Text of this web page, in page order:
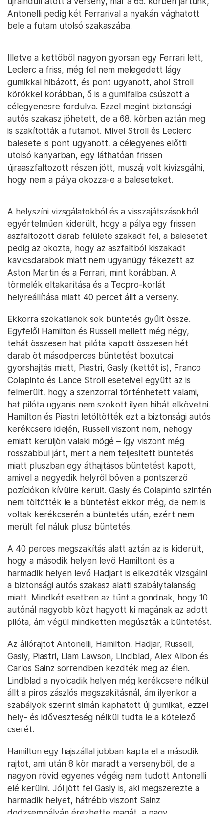
Antonelli pedig két Ferrarival a nyakán vághatott
bele a futam utolsó szakaszába.
Illetve a kettőből nagyon gyorsan egy Ferrari lett,
Leclerc a friss, még fel nem melegedett lágy
gumikkal hibázott, és pont ugyanott, ahol Stroll
körökkel korábban, ő is a gumifalba csúszott a
célegyenesre fordulva. Ezzel megint biztonsági
autós szakasz jöhetett, de a 68. körben aztán meg
is szakították a futamot. Mivel Stroll és Leclerc
balesete is pont ugyanott, a célegyenes előtti
utolsó kanyarban, egy láthatóan frissen
újraaszfaltozott részen jött, muszáj volt kivizsgálni,
hogy nem a pálya okozza-e a baleseteket.
A helyszíni vizsgálatokból és a visszajátszásokból
egyértelműen kiderült, hogy a pálya egy frissen
aszfaltozott darab felülete szakadt fel, a balesetet
pedig az okozta, hogy az aszfaltból kiszakadt
kavicsdarabok miatt nem ugyanúgy fékezett az
Aston Martin és a Ferrari, mint korábban. A
törmelék eltakarítása és a Tecpro-korlát
helyreállítása miatt 40 percet állt a verseny.
Ekkorra szokatlanok sok büntetés gyűlt össze.
Egyfelől Hamilton és Russell mellett még négy,
tehát összesen hat pilóta kapott összesen hét
darab öt másodperces büntetést boxutcai
gyorshajtás miatt, Piastri, Gasly (kettőt is), Franco
Colapinto és Lance Stroll eseteivel együtt az is
felmerült, hogy a szenzorral történhetett valami,
hat pilóta ugyanis nem szokott ilyen hibát elkövetni.
Hamilton és Piastri letöltötték ezt a biztonsági autós
kerékcsere idején, Russell viszont nem, nehogy
emiatt kerüljön valaki mögé – így viszont még
rosszabbul járt, mert a nem teljesített büntetés
miatt pluszban egy áthajtásos büntetést kapott,
amivel a negyedik helyről bőven a pontszerző
pozíciókon kívülre került. Gasly és Colapinto szintén
nem töltötték le a büntetést ekkor még, de nem is
voltak kerékcserén a büntetés után, ezért nem
merült fel náluk plusz büntetés.
A 40 perces megszakítás alatt aztán az is kiderült,
hogy a második helyen levő Hamiltont és a
harmadik helyen levő Hadjart is elkezdték vizsgálni
a biztonsági autós szakasz alatti szabálytalanság
miatt. Mindkét esetben az tűnt a gondnak, hogy 10
autónál nagyobb közt hagyott ki magának az adott
pilóta, ám végül mindketten megúszták a büntetést.
Az állórajtot Antonelli, Hamilton, Hadjar, Russell,
Gasly, Piastri, Liam Lawson, Lindblad, Alex Albon és
Carlos Sainz sorrendben kezdték meg az élen.
Lindblad a nyolcadik helyen még kerékcsere nélkül
állt a piros zászlós megszakításnál, ám ilyenkor a
szabályok szerint simán kaphatott új gumikat, ezzel
hely- és időveszteség nélkül tudta le a kötelező
cserét.
Hamilton egy hajszállal jobban kapta el a második
rajtot, ami után 8 kör maradt a versenyből, de a
nagyon rövid egyenes végéig nem tudott Antonelli
elé kerülni. Jól jött fel Gasly is, aki megszerezte a
harmadik helyet, hátrébb viszont Sainz